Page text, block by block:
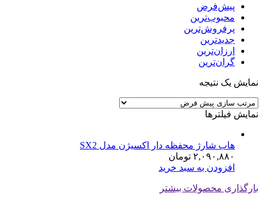
پیش‌فرض
محبوب‌ترین
پرفروش‌ترین
جدیدترین
ارزان‌ترین
گران‌ترین
نمایش یک نتیجه
نمایش فیلترها
هاب شارژ محفظه دار اکسیژن مدل SX2
۲,۰۹۰,۸۸۰ تومان
افزودن به سبد خرید
بارگذاری محصولات بیشتر